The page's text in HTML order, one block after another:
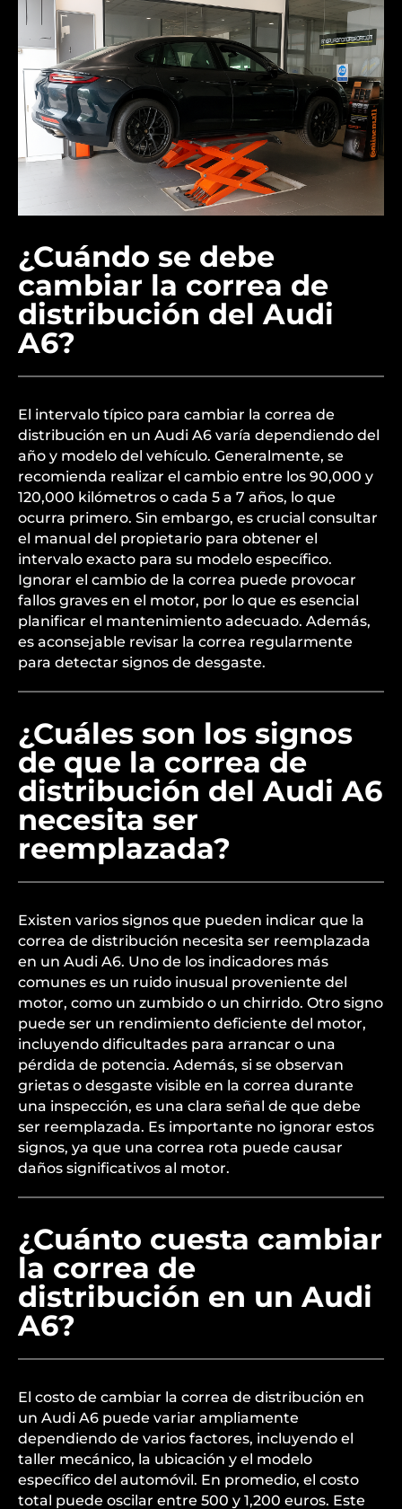
¿Cuándo se debe
cambiar la correa de
distribución del Audi
A6?
El intervalo típico para cambiar la correa de
distribución en un Audi A6 varía dependiendo del
año y modelo del vehículo. Generalmente, se
recomienda realizar el cambio entre los 90,000 y
120,000 kilómetros o cada 5 a 7 años, lo que
ocurra primero. Sin embargo, es crucial consultar
el manual del propietario para obtener el
intervalo exacto para su modelo específico.
Ignorar el cambio de la correa puede provocar
fallos graves en el motor, por lo que es esencial
planificar el mantenimiento adecuado. Además,
es aconsejable revisar la correa regularmente
para detectar signos de desgaste.
¿Cuáles son los signos
de que la correa de
distribución del Audi A6
necesita ser
reemplazada?
Existen varios signos que pueden indicar que la
correa de distribución necesita ser reemplazada
en un Audi A6. Uno de los indicadores más
comunes es un ruido inusual proveniente del
motor, como un zumbido o un chirrido. Otro signo
puede ser un rendimiento deficiente del motor,
incluyendo dificultades para arrancar o una
pérdida de potencia. Además, si se observan
grietas o desgaste visible en la correa durante
una inspección, es una clara señal de que debe
ser reemplazada. Es importante no ignorar estos
signos, ya que una correa rota puede causar
daños significativos al motor.
¿Cuánto cuesta cambiar
la correa de
distribución en un Audi
A6?
El costo de cambiar la correa de distribución en
un Audi A6 puede variar ampliamente
dependiendo de varios factores, incluyendo el
taller mecánico, la ubicación y el modelo
específico del automóvil. En promedio, el costo
total puede oscilar entre 500 y 1,200 euros. Este